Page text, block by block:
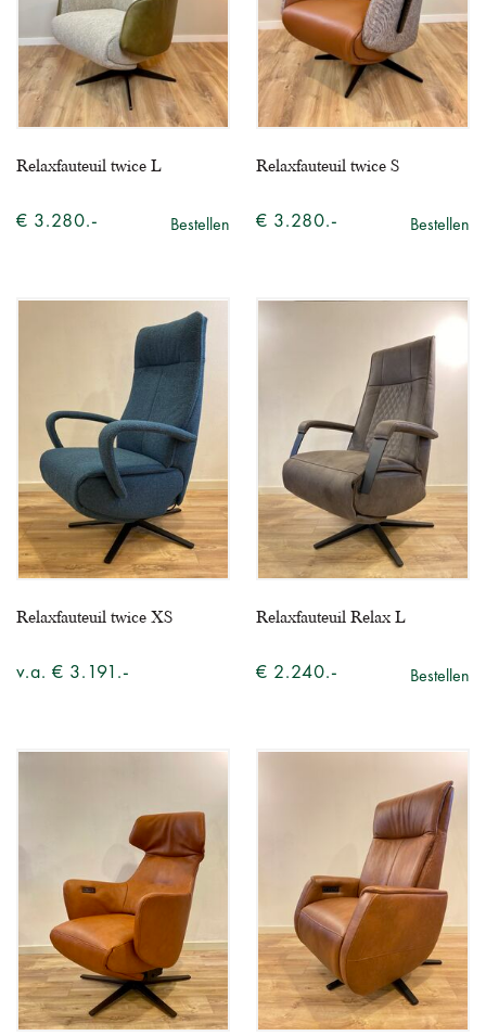
Relaxfauteuil twice L
€ 3.280.- Bestellen
Relaxfauteuil twice S
€ 3.280.- Bestellen
Relaxfauteuil twice XS
v.a. € 3.191.-
Relaxfauteuil Relax L
€ 2.240.- Bestellen